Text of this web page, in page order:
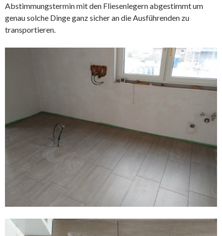
Abstimmungstermin mit den Fliesenlegern abgestimmt um
genau solche Dinge ganz sicher an die Ausführenden zu
transportieren.